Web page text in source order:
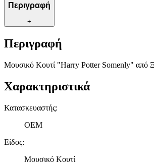
Περιγραφή
+
Περιγραφή
Μουσικό Κουτί "Harry Potter Somenly" από
Χαρακτηριστικά
Κατασκευαστής:
OEM
Είδος:
Μουσικό Κουτί